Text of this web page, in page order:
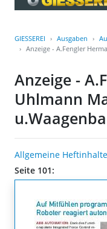
GIESSEREI Ausgaben
Anzeige - A.Fengler
Anzeige -
Uhlmann
Allgemeine Heftinhalte
Seite 101: